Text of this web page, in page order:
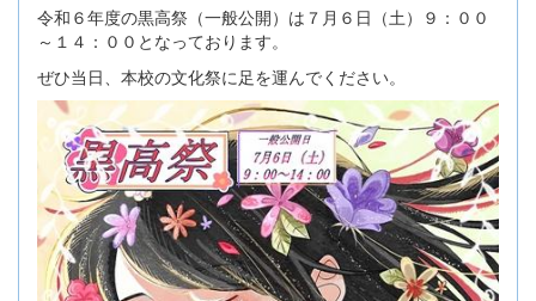
令和６年度の黒高祭（一般公開）は７月６日（土）９：００
～１４：００となっております。
ぜひ当日、本校の文化祭に足を運んでください。